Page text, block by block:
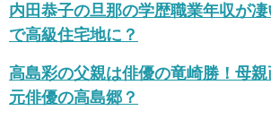
内田恭子の旦那の学歴職業年収が
で高級住宅地に？
高島彩の父親は俳優の竜崎勝！母
元俳優の高島郷？